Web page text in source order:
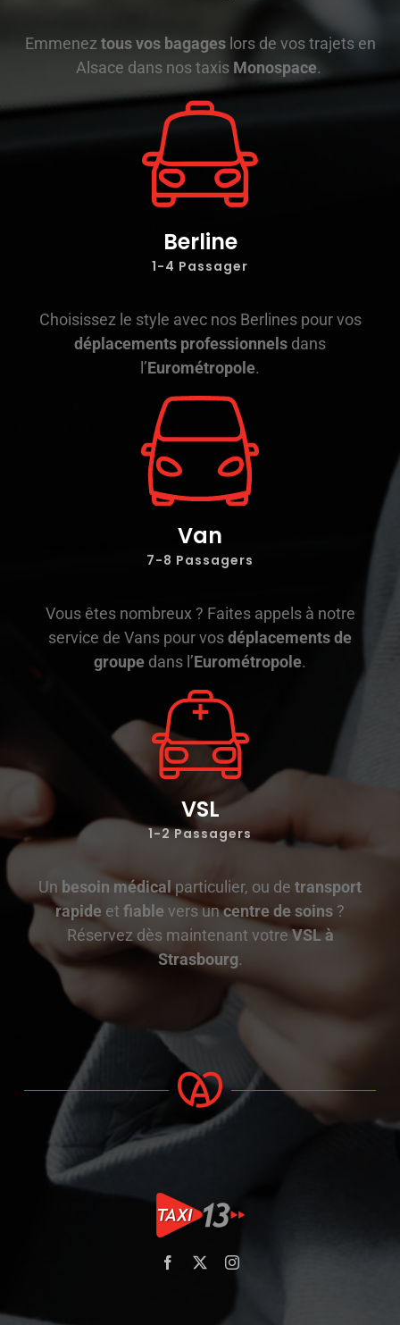
Emmenez tous vos bagageslors de vos trajets en
Alsace dans nos taxis Monospace.
Berline
1-4 Passager
Choisissez le style avec nos Berlines pour vos
déplacements professionnels dans
l’Eurométropole.
Van
7-8 Passagers
Vous êtes nombreux ? Faites appels à notre
service de Vans pour vosdéplacements de
groupe dans l’Eurométropole.
VSL
1-2Passagers
Un besoin médicalparticulier, ou de transport
rapide et fiable vers uncentre de soins ?
Réservez dès maintenant votreVSL à
Strasbourg.